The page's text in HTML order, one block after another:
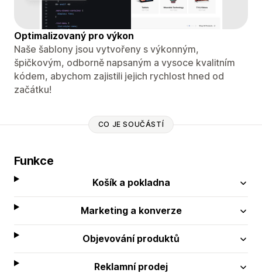
Optimalizovaný pro výkon
Naše šablony jsou vytvořeny s výkonným,
špičkovým, odborně napsaným a vysoce kvalitním
kódem, abychom zajistili jejich rychlost hned od
začátku!
CO JE SOUČÁSTÍ
Funkce
Košík a pokladna
Marketing a konverze
Objevování produktů
Reklamní prodej